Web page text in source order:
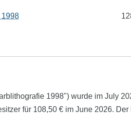
1998
1998") wurde im July
für 108,50 € im June 2026. Der